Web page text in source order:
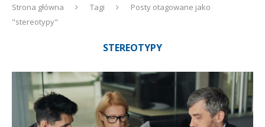
Strona główna Tagi
Posty otagowane jako
"stereotypy"
STEREOTYPY